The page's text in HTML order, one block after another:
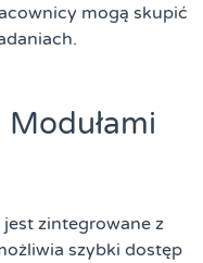
mogą skupić
zintegrowane z
szybki dostęp